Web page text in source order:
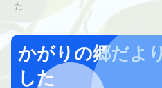
た
かがりの郷だよ
した